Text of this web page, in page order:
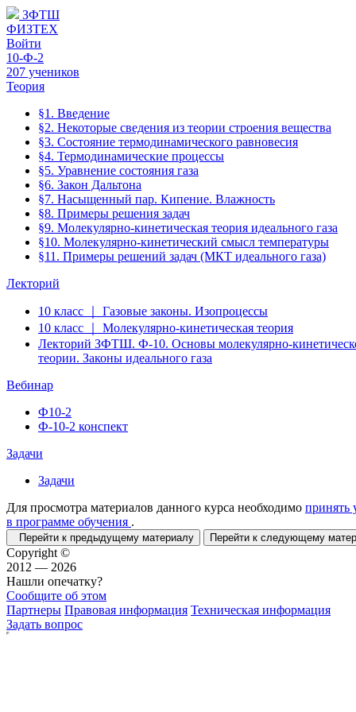
ЗФТШ
ФИЗТЕХ
Войти
10-Ф-2
207 учеников
Теория
§1. Введение
§2. Некоторые сведения из теории строения вещества
§3. Состояние термодинамического равновесия
§4. Термодинамические процессы
§5. Уравнение состояния газа
§6. Закон Дальтона
§7. Насыщенный пар. Кипение. Влажность
§8. Примеры решения задач
§9. Молекулярно-кинетическая теория идеального газа
§10. Молекулярно-кинетический смысл температуры
§11. Примеры решений задач (МКТ идеального газа)
Лекторий
10 класс ｜ Газовые законы. Изопроцессы
10 класс ｜ Молекулярно-кинетическая теория
Лекторий ЗФТШ. Ф-10. Основы молекулярно-
теории. Законы идеального газа
Вебинар
Ф10-2
Ф-10-2 конспект
Задачи
Задачи
Для просмотра материалов данного курса необходимо принять
в программе обучения .
Перейти к предыдущему материалу Перейти к следующему
Copyright ©
2012 — 2026
Нашли опечатку?
Сообщите об этом
Партнеры Правовая информация Техническая информация
Задать вопрос